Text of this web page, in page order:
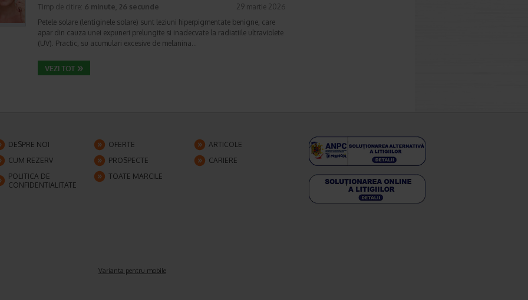
Timp de citire: 6 minute, 26 secunde
29 martie 2026
Petele solare (lentiginele solare) sunt leziuni hiperpigmentate benigne, care
apar din cauza unei expuneri prelungite si inadecvate la radiatiile ultraviolete
(UV). Practic, su acumulari excesive de melanina…
DESPRE NOI OFERTE
ARTICOLE
CUM REZERV
PROSPECTE
CARIERE
POLITICA DE
CONFIDENTIALITATE
TOATE MARCILE
Varianta pentru mobile